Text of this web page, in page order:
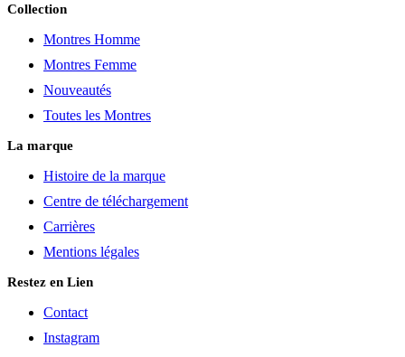
Collection
Montres Homme
Montres Femme
Nouveautés
Toutes les Montres
La marque
Histoire de la marque
Centre de téléchargement
Carrières
Mentions légales
Restez en Lien
Contact
Instagram